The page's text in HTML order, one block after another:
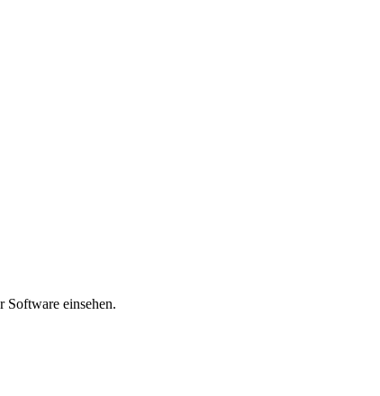
Software einsehen.